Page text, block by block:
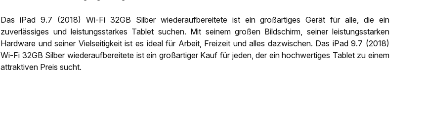
Das iPad 9.7 (2018) Wi-Fi 32GB Silber wiederaufbereitete ist ein großartiges Gerät für alle, die ein
zuverlässiges und leistungsstarkes Tablet suchen. Mit seinem großen Bildschirm, seiner leistungsstarken
Hardware und seiner Vielseitigkeit ist es ideal für Arbeit, Freizeit und alles dazwischen. Das iPad 9.7 (2018)
Wi-Fi 32GB Silber wiederaufbereitete ist ein großartiger Kauf für jeden, der ein hochwertiges Tablet zu einem
attraktiven Preis sucht.